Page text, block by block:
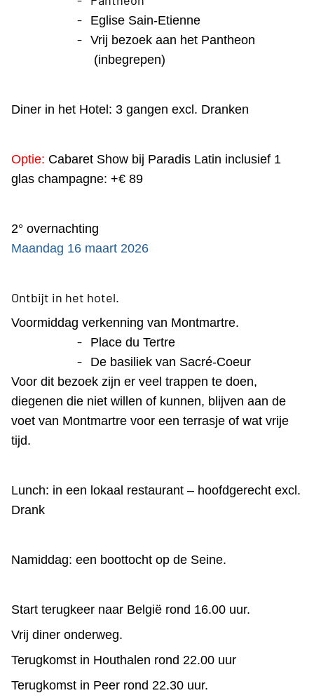
-
Eglise Sain-Etienne
-
Vrij bezoek aan het Pantheon
(inbegrepen)
Diner in het Hotel: 3 gangen excl. Dranken
Optie: Cabaret Show bij Paradis Latin inclusief 1
glas champagne: +€ 89
2° overnachting
Maandag 16 maart 2026
Ontbijt in het hotel.
Voormiddag verkenning van Montmartre.
- Place du Tertre
-
De basiliek van Sacré-Coeur
Voor dit bezoek zijn er veel trappen te doen,
diegenen die niet willen of kunnen, blijven aan de
voet van Montmartre voor een terrasje of wat vrije
tijd.
Lunch: in een lokaal restaurant – hoofdgerecht excl.
Drank
Namiddag: een boottocht op de Seine.
Start terugkeer naar België rond 16.00 uur.
Vrij diner onderweg.
Terugkomst in Houthalen rond 22.00 uur
Terugkomst in Peer rond 22.30 uur.